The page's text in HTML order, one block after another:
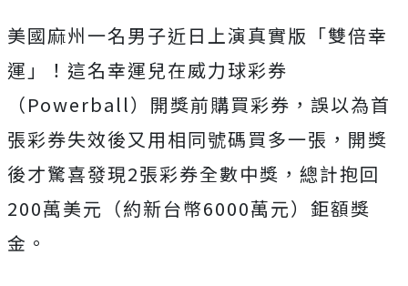
美國麻州一名男子近日上演真實版「雙倍幸
運」！這名幸運兒在威力球彩券
（Powerball）開獎前購買彩券，誤以為首
張彩券失效後又用相同號碼買多一張，開獎
後才驚喜發現2張彩券全數中獎，總計抱回
200萬美元（約新台幣6000萬元）鉅額獎
金。